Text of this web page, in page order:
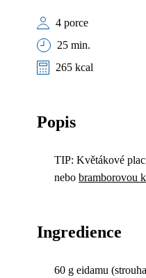
4 porce
25 min.
265 kcal
Popis
TIP: Květákové
nebo bramborovou
Ingredience
60 g eidamu